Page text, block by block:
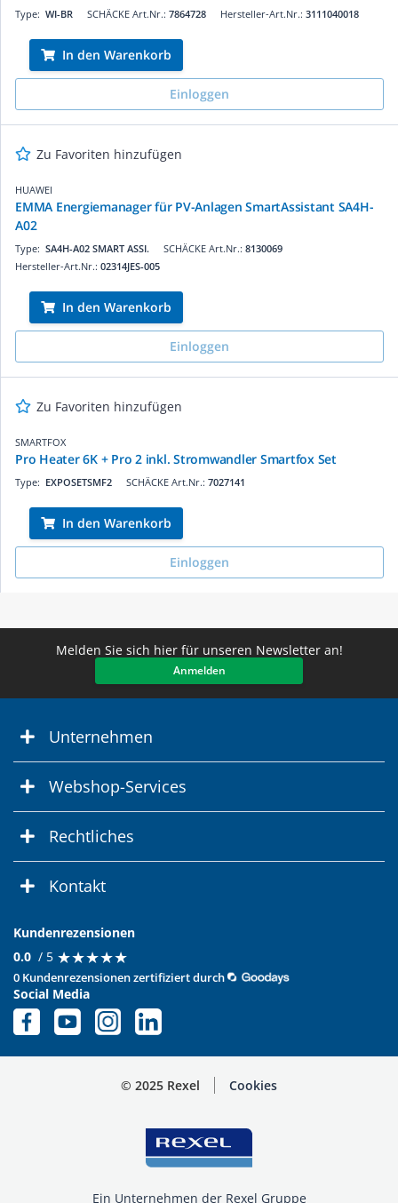
SCHÄCKE Art.Nr.: 7864728
Type: WI-BR Hersteller-Art.Nr.: 3111040018
In den Warenkorb
Einloggen
Zu Favoriten hinzufügen
HUAWEI
EMMA Energiemanager für PV-Anlagen SmartAssistant SA4H-
A02
SCHÄCKE Art.Nr.: 8130069
Type: SA4H-A02 SMART ASSI.
Hersteller-Art.Nr.: 02314JES-005
In den Warenkorb
Einloggen
Zu Favoriten hinzufügen
SMARTFOX
Pro Heater 6K + Pro 2 inkl. Stromwandler Smartfox Set
SCHÄCKE Art.Nr.: 7027141
Type: EXPOSETSMF2
In den Warenkorb
Einloggen
Melden Sie sich hier für unseren Newsletter an!
Anmelden
Unternehmen
Webshop-Services
Rechtliches
Kontakt
Kundenrezensionen
0.0 / 5 ★★★★★
★★★★★
0 Kundenrezensionen zertifiziert durch
Social Media
© 2025 Rexel Cookies
Ein Unternehmen der Rexel Gruppe